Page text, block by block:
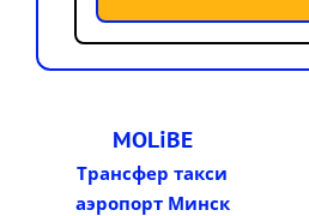
MOLiBE
Трансфер такси
аэропорт Минск